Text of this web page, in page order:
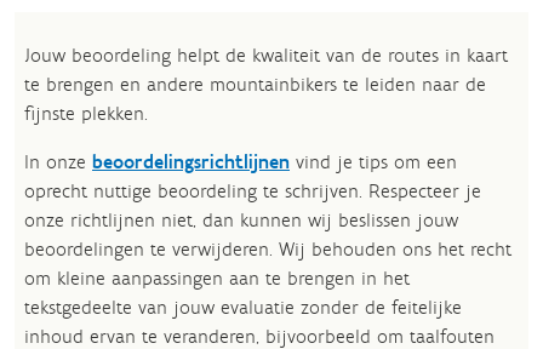
Jouw beoordeling helpt de kwaliteit van de routes in kaart
te brengen en andere mountainbikers te leiden naar de
fijnste plekken.
In onze beoordelingsrichtlijnen vind je tips om een
oprecht nuttige beoordeling te schrijven. Respecteer je
onze richtlijnen niet, dan kunnen wij beslissen jouw
beoordelingen te verwijderen. Wij behouden ons het recht
om kleine aanpassingen aan te brengen in het
tekstgedeelte van jouw evaluatie zonder de feitelijke
inhoud ervan te veranderen, bijvoorbeeld om taalfouten